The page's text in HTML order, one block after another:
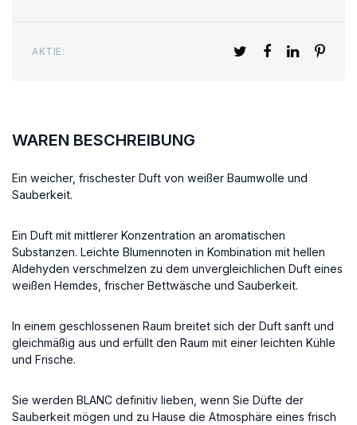
AKTIE:
WAREN BESCHREIBUNG
Ein weicher, frischester Duft von weißer Baumwolle und
Sauberkeit.
Ein Duft mit mittlerer Konzentration an aromatischen
Substanzen. Leichte Blumennoten in Kombination mit hellen
Aldehyden verschmelzen zu dem unvergleichlichen Duft eines
weißen Hemdes, frischer Bettwäsche und Sauberkeit.
In einem geschlossenen Raum breitet sich der Duft sanft und
gleichmäßig aus und erfüllt den Raum mit einer leichten Kühle
und Frische.
Sie werden BLANC definitiv lieben, wenn Sie Düfte der
Sauberkeit mögen und zu Hause die Atmosphäre eines frisch